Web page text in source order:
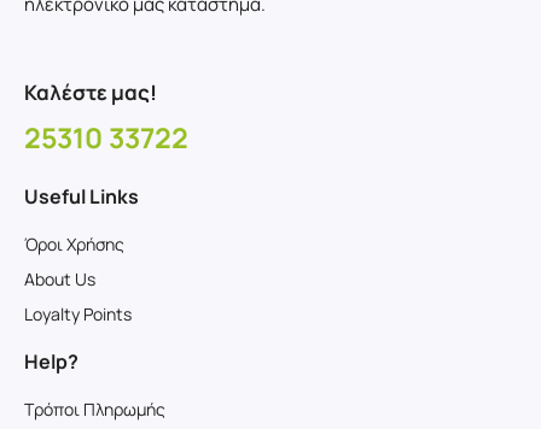
Καλέστε μας!
25310 33722
Useful Links
Όροι Χρήσης
About Us
Loyalty Points
Help?
Τρόποι Πληρωμής